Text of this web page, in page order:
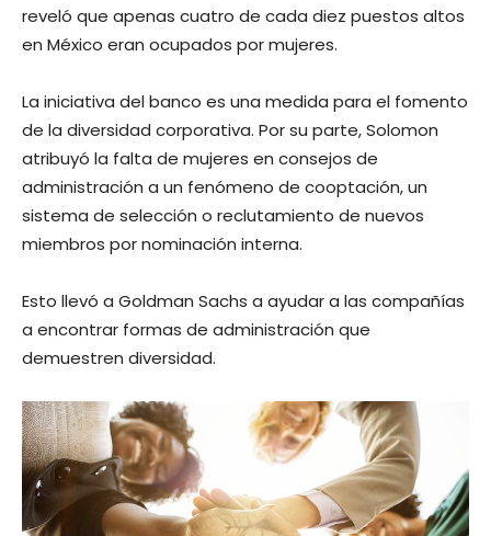
reveló que apenas cuatro de cada diez puestos altos
en México eran ocupados por mujeres.
La iniciativa del banco es una medida para el fomento
de la diversidad corporativa. Por su parte, Solomon
atribuyó la falta de mujeres en consejos de
administración a un fenómeno de cooptación, un
sistema de selección o reclutamiento de nuevos
miembros por nominación interna.
Esto llevó a Goldman Sachs a ayudar a las compañías
a encontrar formas de administración que
demuestren diversidad.